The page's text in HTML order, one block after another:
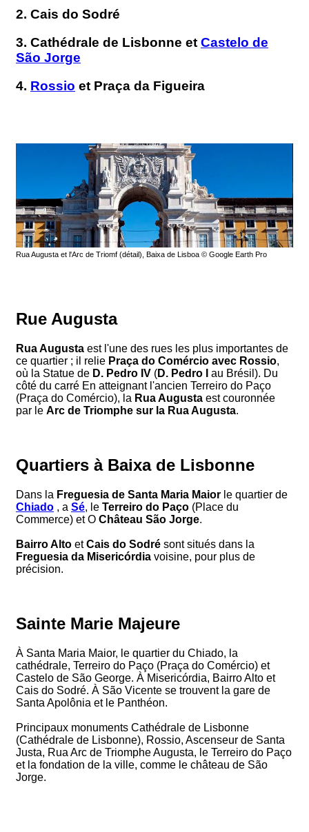
2. Cais do Sodré
3. Cathédrale de Lisbonne et Castelo de
São Jorge
4. Rossio et Praça da Figueira
Rua Augusta et l'Arc de Triomf (détail), Baixa de Lisboa © Google Earth Pro
Rue Augusta
Rua Augusta est l'une des rues les plus importantes de
ce quartier ; il relie Praça do Comércio avec Rossio,
où la Statue de D. Pedro IV (D. Pedro I
au Brésil). Du
côté du carré En atteignant l'ancien Terreiro do Paço
(Praça do Comércio), la Rua Augusta est couronnée
par le Arc de Triomphe sur la Rua Augusta.
Quartiers à Baixa de Lisbonne
Dans la Freguesia de Santa Maria Maior le quartier de
Chiado , a Sé, le Terreiro do Paço (Place du
Commerce) et O Château São Jorge.
Bairro Alto etCais do Sodré sont situés dans la
Freguesia da Misericórdia voisine, pour plus de
précision.
Sainte Marie Majeure
À Santa Maria Maior, le quartier du Chiado, la
cathédrale, Terreiro do Paço (Praça do Comércio) et
Castelo de São George. À Misericórdia, Bairro Alto et
Cais do Sodré. À São Vicente se trouvent la gare de
Santa Apolônia et le Panthéon.
Principaux monuments Cathédrale de Lisbonne
(Cathédrale de Lisbonne), Rossio, Ascenseur de Santa
Justa, Rua Arc de Triomphe Augusta, le Terreiro do Paço
et la fondation de la ville, comme le château de São
Jorge.